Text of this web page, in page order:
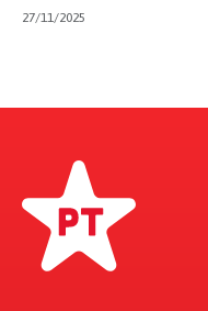
27/11/2025